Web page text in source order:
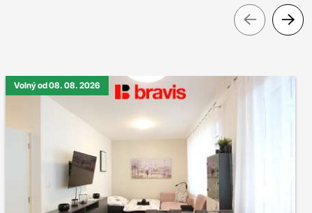
Volný od 08. 08. 2026